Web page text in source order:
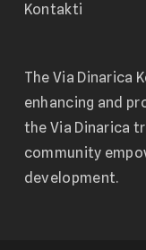
Kontakti
The Via Dinarica
enhancing and
the Via Dinarica
community
development.